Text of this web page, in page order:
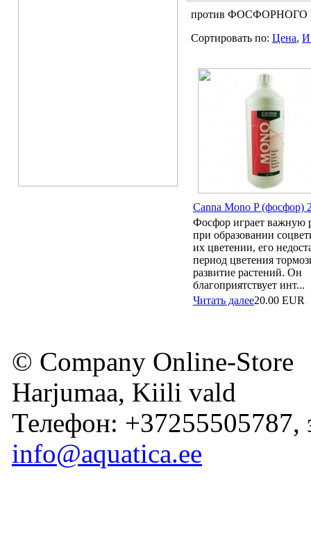
против
Сортировать по: Цена,
Canna Mono P (фосфор)
Фосфор играет важную
при образовании
их цветении, его
период цветения
развитие растений. Он
благоприятствует инт...
Читать далее20.00 EUR
© Company Online-Store
Harjumaa, Kiili vald
Телефон: +37255505787,
info@aquatica.ee